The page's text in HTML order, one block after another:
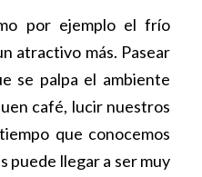
por ejemplo el frío
atractivo más. Pasear
se palpa el ambiente
café, lucir nuestros
que conocemos
llegar a ser muy